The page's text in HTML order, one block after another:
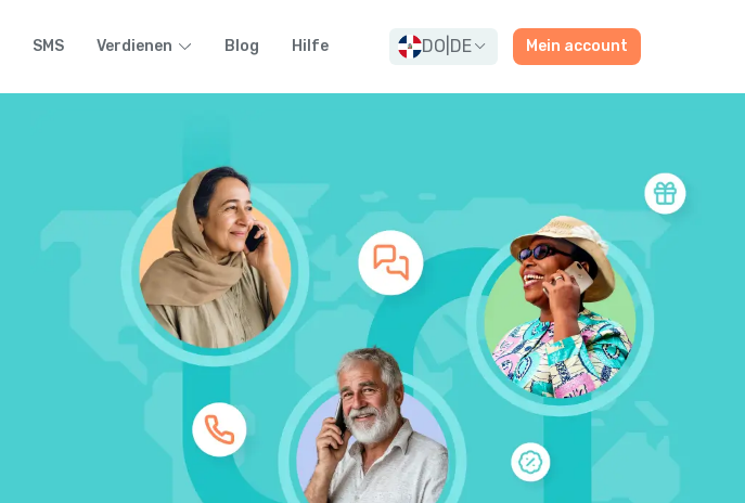
SMS Verdienen Blog Hilfe DO DE Mein account